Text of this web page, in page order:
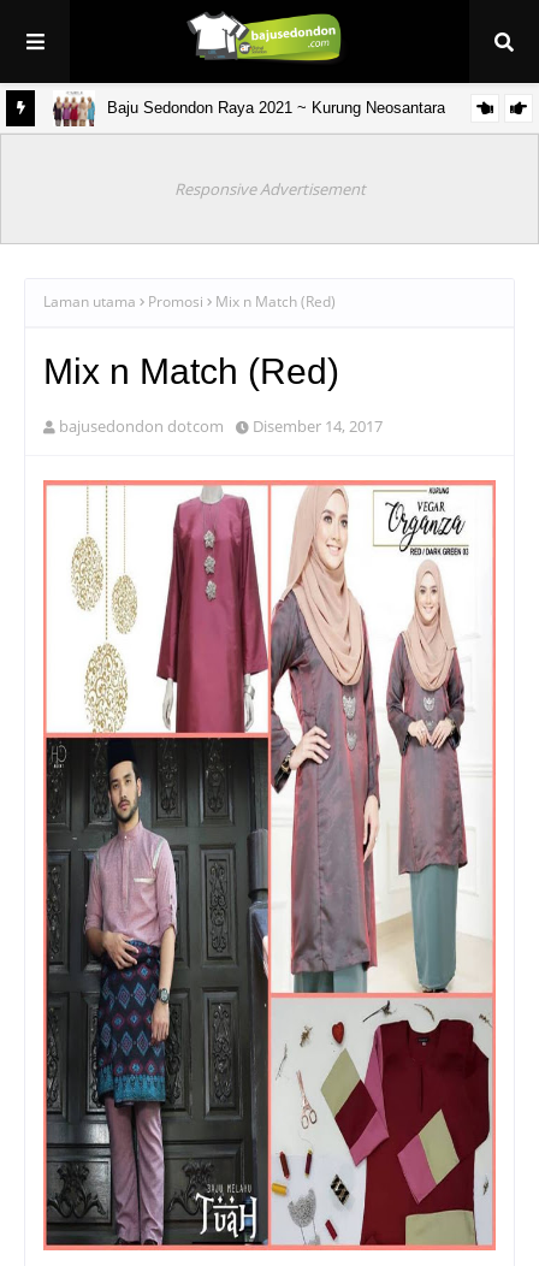
Baju Sedondon Raya 2021 ~ Kurung Neosantara
Responsive Advertisement
Laman utama Promosi Mix n Match (Red)
Mix n Match (Red)
bajusedondon dotcom Disember 14, 2017